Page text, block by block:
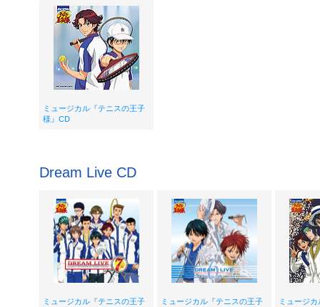
ミュージカル『テニスの王子
様』CD
Dream Live CD
ミュージカル『テニスの王子
ミュージカル『テニスの王子
ミュージ